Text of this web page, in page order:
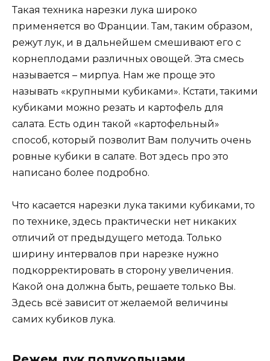
Такая техника нарезки лука широко
применяется во Франции. Там, таким образом,
режут лук, и в дальнейшем смешивают его с
корнеплодами различных овощей. Эта смесь
называется – мирпуа. Нам же проще это
называть «крупными кубиками». Кстати, такими
кубиками можно резать и картофель для
салата. Есть один такой «картофельный»
способ, который позволит Вам получить очень
ровные кубики в салате. Вот здесь про это
написано более подробно.
Что касается нарезки лука такими кубиками, то
по технике, здесь практически нет никаких
отличий от предыдущего метода. Только
ширину интервалов при нарезке нужно
подкорректировать в сторону увеличения.
Какой она должна быть, решаете только Вы.
Здесь всё зависит от желаемой величины
самих кубиков лука.